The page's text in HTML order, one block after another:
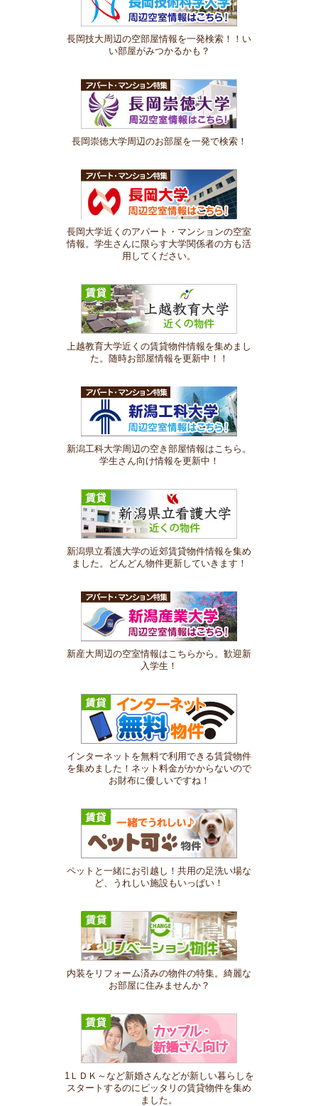
長岡技大周辺の空部屋情報を一発検索！！い
い部屋がみつかるかも？
長岡崇徳大学周辺のお部屋を一発で検索！
長岡大学近くのアパート・マンションの空室
情報。学生さんに限らす大学関係者の方も活
用してください。
上越教育大学近くの賃貸物件情報を集めまし
た。随時お部屋情報を更新中！！
新潟工科大学周辺の空き部屋情報はこちら。
学生さん向け情報を更新中！
新潟県立看護大学の近郊賃貸物件情報を集め
ました。どんどん物件更新していきます！
新産大周辺の空室情報はこちらから。歓迎新
入学生！
インターネットを無料で利用できる賃貸物件
を集めました！ネット料金がかからないので
お財布に優しいですね！
ペットと一緒にお引越し！共用の足洗い場な
ど、うれしい施設もいっぱい！
内装をリフォーム済みの物件の特集。綺麗な
お部屋に住みませんか？
1ＬＤＫ～など新婚さんなどが新しい暮らしを
スタートするのにピッタリの賃貸物件を集め
ました。